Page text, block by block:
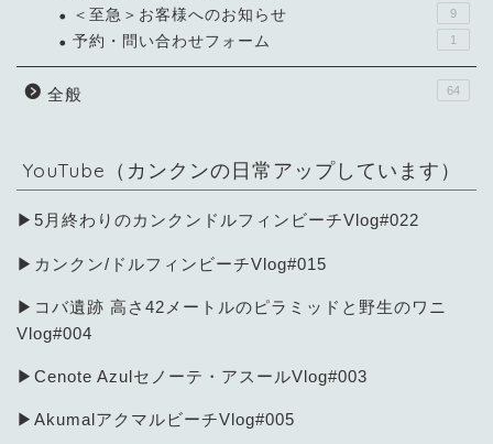
＜至急＞お客様へのお知らせ 9
予約・問い合わせフォーム 1
全般 64
YouTube（カンクンの日常アップしています）
▶︎5月終わりのカンクンドルフィンビーチVlog#022
▶カンクン/ドルフィンビーチVlog#015
▶︎コバ遺跡 高さ42メートルのピラミッドと野生のワニ
Vlog#004
▶Cenote Azulセノーテ・アスールVlog#003
▶AkumalアクマルビーチVlog#005